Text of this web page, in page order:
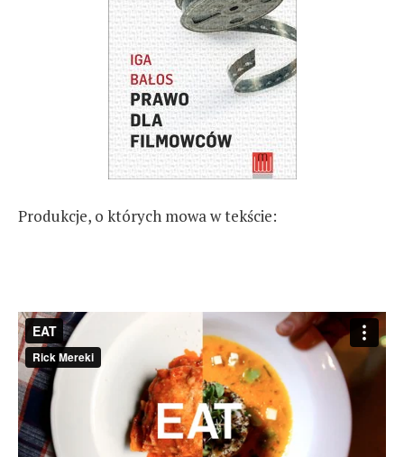
Produkcje, o których mowa w tekście: